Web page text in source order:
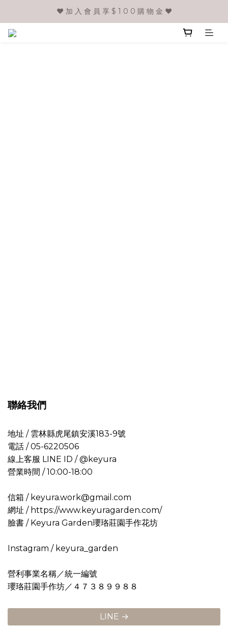
❤️ 加 入 會 員 享 $ 1 0 0 購 物 金 ❤️
聯絡我們
地址 / 雲林縣虎尾鎮安溪183-9號
電話 / 05-6220506
線上客服 LINE ID / @keyura
營業時間 / 10:00-18:00
信箱 / keyura.work@gmail.com
網址 / https://www.keyuragarden.com/
臉書 / Keyura Garden瓔珞莊園手作花坊
Instagram / keyura_garden
營利事業名稱／統一編號
瓔珞莊園手作坊／４７３８９９８８
LINE →